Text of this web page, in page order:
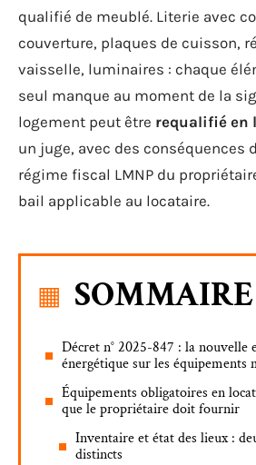
qualifié de meublé. Literie avec
couverture, plaques de cuisson,
vaisselle, luminaires : chaque
seul manque au moment de la
logement peut être requalifié en
un juge, avec des conséquences
régime fiscal LMNP du
bail applicable au locataire.
SOMMAIRE
Décret n° 2025-847 : la nouvelle
énergétique sur les équipements
Équipements obligatoires en
que le propriétaire doit fournir
Inventaire et état des lieux :
distincts